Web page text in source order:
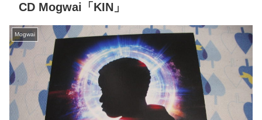
CD Mogwai「KIN」
Mogwai